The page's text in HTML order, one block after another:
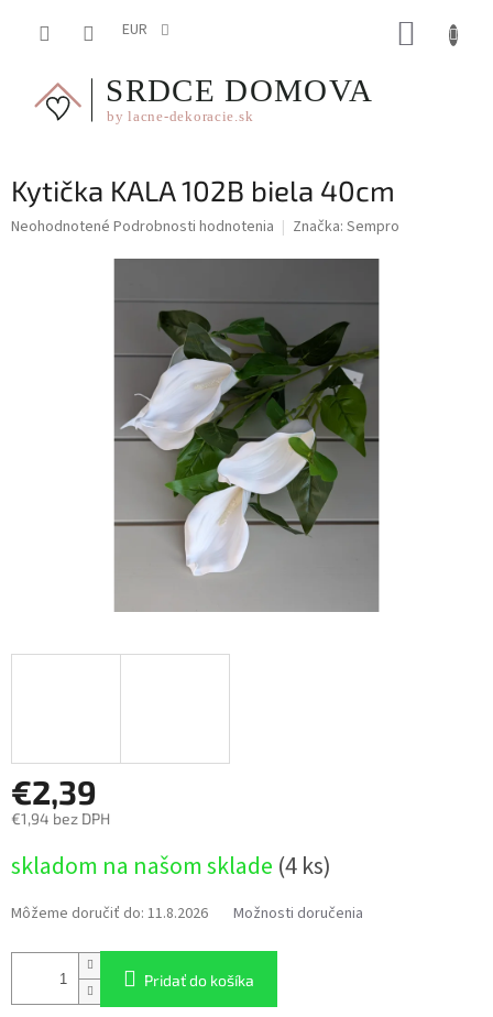
EUR
Kytička KALA 102B biela 40cm
Priemerné
Neohodnotené Podrobnosti hodnotenia Značka: Sempro
€2,39
€1,94 bez DPH
cena:
skladom na našom sklade (4 ks)
Môžeme doručiť do: 11.8.2026 Možnosti doručenia
Pridať do košíka